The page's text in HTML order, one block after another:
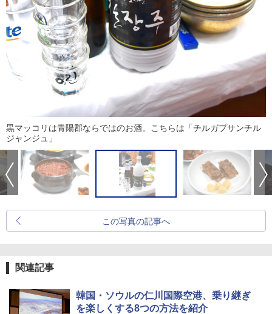
黒マッコリは青陽郡ならではのお酒。こちらは「チルガプサンチル
ジャンジュ」
この写真の記事へ
関連記事
韓国・ソウルの仁川国際空港、乗り継ぎ
を楽しくする8つの方法を紹介